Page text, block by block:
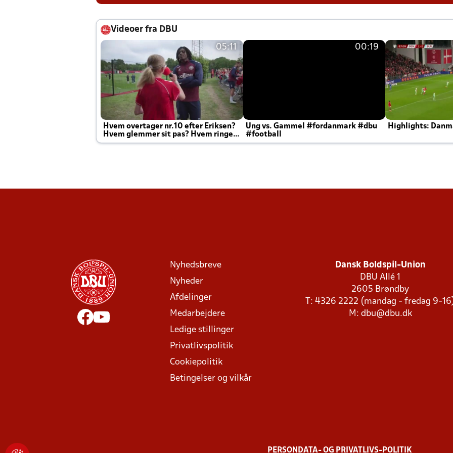
Videoer fra DBU
05:11
Hvem overtager nr.10 efter Eriksen?
Hvem glemmer sit pas? Hvem ringer
Joachim altid til efter kampe?
00:19
Ung vs. Gammel #fordanmark #dbu
#football
Highlights:
Nyhedsbreve
Nyheder
Afdelinger
Medarbejdere
Ledige stillinger
Privatlivspolitik
Cookiepolitik
Betingelser og vilkår
Dansk Boldspil-Union
DBU Allé 1
2605 Brøndby
T: 4326 2222 (mandag - fredag 9-
M: dbu@dbu.dk
PERSONDATA- OG PRIVATLIVS-POLITIK